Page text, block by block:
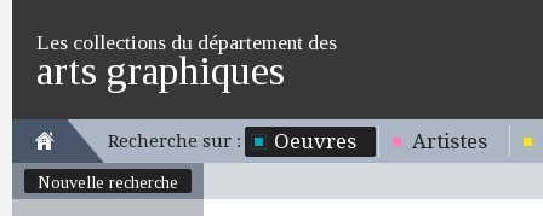
Les collections du département des
arts graphiques
Recherche sur : Oeuvres Artistes
Nouvelle recherche